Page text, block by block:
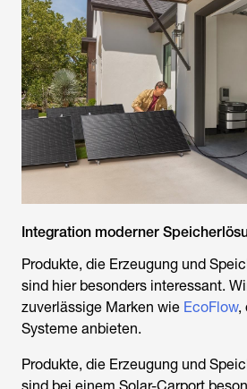
Integration moderner
Produkte, die Erzeugung und
sind hier besonders interessant.
zuverlässige Marken wie EcoFlow,
Systeme anbieten.
Produkte, die Erzeugung und